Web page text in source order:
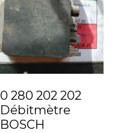
0 280 202 202
Débitmètre
BOSCH